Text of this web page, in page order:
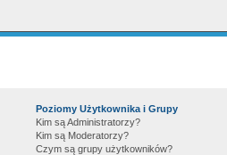
Poziomy Użytkownika i Grupy
Kim są Administratorzy?
Kim są Moderatorzy?
Czym są grupy użytkowników?